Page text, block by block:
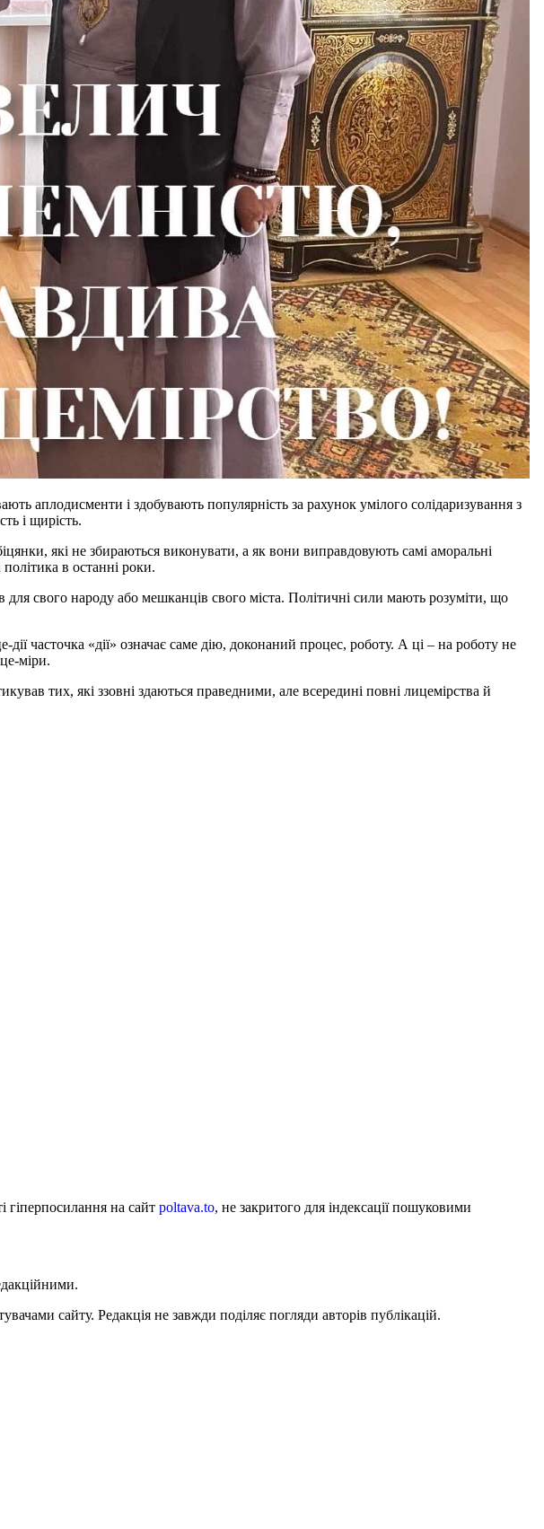
аплодисменти і здобувають популярність за рахунок умілого солідаризування з
і щирість.
які не збираються виконувати, а як вони виправдовують самі аморальні
в останні роки.
свого народу або мешканців свого міста. Політичні сили мають розуміти, що
часточка «дії» означає саме дію, доконаний процес, роботу. А ці – на роботу не
міри.
тих, які ззовні здаються праведними, але всередині повні лицемірства й
гіперпосилання на сайт poltava.to, не закритого для індексації пошуковими
сайту. Редакція не завжди поділяє погляди авторів публікацій.